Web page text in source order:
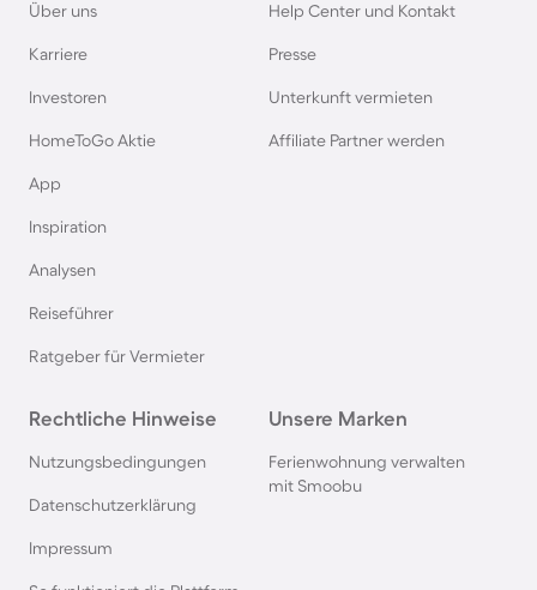
Bodensee
Ferienhäuser & Ferienwohnung mit Hund am
Ferienhäuser & Ferienwohnung mit Hund an der
Nordsee
Ferienhäuser & Ferienwohnung mit Hund im
Allgäu
Über uns
Karriere
Investoren
HomeToGo Aktie
App
Inspiration
Analysen
Reiseführer
Ratgeber für Vermieter
Help Center und Kontakt
Presse
Unterkunft vermieten
Affiliate Partner werden
Rechtliche Hinweise
Nutzungsbedingungen
Datenschutzerklärung
Impressum
Unsere Marken
Ferienwohnung verwalten
mit Smoobu